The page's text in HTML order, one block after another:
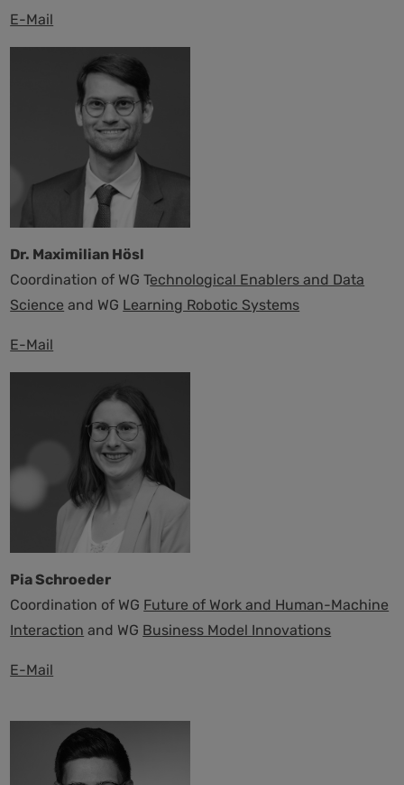
E-Mail
Dr. Maximilian Hösl
Coordination of WG Technological Enablers and Data
Science and WG Learning Robotic Systems
E-Mail
Pia Schroeder
Coordination of WG Future of Work and Human-Machine
Interaction and WG Business Model Innovations
E-Mail